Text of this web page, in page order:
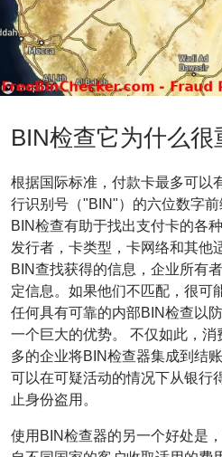
BIN检查它为什么很
根据国际标准，付款卡最多可以
行识别号（"BIN"）的六位数字前
BIN检查有助于找出支付卡的各
发行者，卡类型，卡网络和其他
BIN查找获得的信息，企业所有
定信息。如果他们不匹配，很可
任何具有可靠的内部BIN检查以
一个巨大的优势。 不仅如此，
多的企业将BIN检查器集成到结
可以在可疑活动的情况下从银行
止身份盗用。
使用BIN检查器的另一个好处是